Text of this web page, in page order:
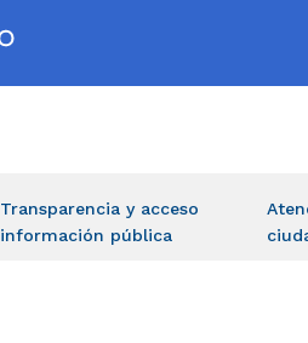
Transparencia y acceso
información pública